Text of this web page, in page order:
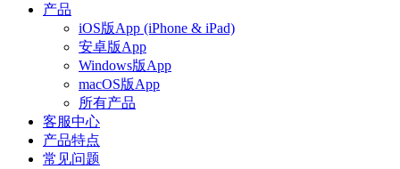
产品
iOS版App (iPhone & iPad)
安卓版App
Windows版App
macOS版App
所有产品
客服中心
产品特点
常见问题